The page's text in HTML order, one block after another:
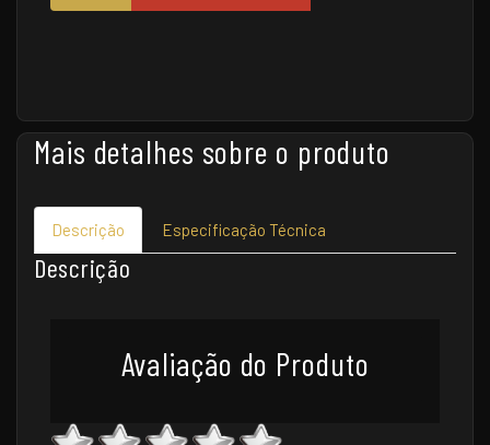
Mais detalhes sobre o produto
Descrição Especificação Técnica
Descrição
Avaliação do Produto